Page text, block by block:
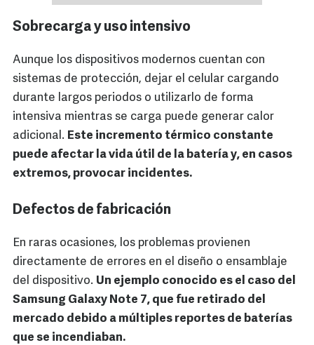
Sobrecarga y uso intensivo
Aunque los dispositivos modernos cuentan con
sistemas de protección, dejar el celular cargando
durante largos periodos o utilizarlo de forma
intensiva mientras se carga puede generar calor
adicional. Este incremento térmico constante
puede afectar la vida útil de la batería y, en casos
extremos, provocar incidentes.
Defectos de fabricación
En raras ocasiones, los problemas provienen
directamente de errores en el diseño o ensamblaje
del dispositivo. Un ejemplo conocido es el caso del
Samsung Galaxy Note 7, que fue retirado del
mercado debido a múltiples reportes de baterías
que se incendiaban.